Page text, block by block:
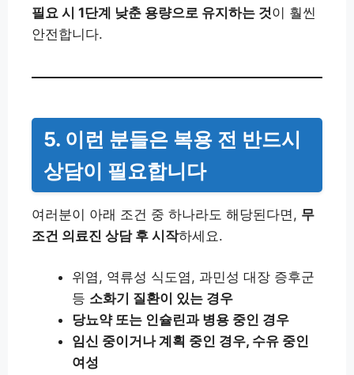
필요 시 1단계 낮춘 용량으로 유지하는 것이 훨씬
안전합니다.
5. 이런 분들은 복용 전 반드시
상담이 필요합니다
여러분이 아래 조건 중 하나라도 해당된다면, 무
조건 의료진 상담 후 시작하세요.
위염, 역류성 식도염, 과민성 대장 증후군
등 소화기 질환이 있는 경우
당뇨약 또는 인슐린과 병용 중인 경우
임신 중이거나 계획 중인 경우, 수유 중인
여성